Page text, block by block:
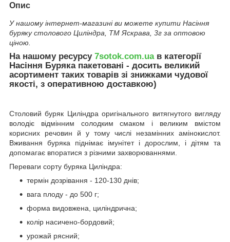
Опис
У нашому інтернет-магазині ви можете купити Насіння
буряку столового Цилiндра, ТМ Яскрава, 3г за оптовою
ціною.
На нашому ресурсу 7sotok.com.uaв категорії
Насіння Буряка пакетовані - досить великий
асортимент таких товарів зі знижками чудової
якості, з оперативною доставкою)
Столовий буряк Циліндра оригінального витягнутого вигляду
володіє відмінним солодким смаком і великим вмістом
корисних речовин й у тому числі незамінних амінокислот.
Вживання буряка піднімає імунітет і дорослим, і дітям та
допомагає впоратися з різними захворюваннями.
Переваги сорту буряка Циліндра:
термін дозрівання - 120-130 днів;
вага плоду - до 500 г;
форма видовжена, циліндрична;
колір насичено-бордовий;
урожай рясний;